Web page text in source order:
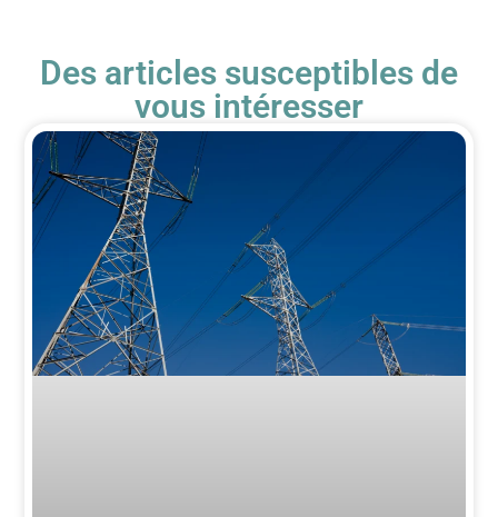
Des articles susceptibles de
vous intéresser